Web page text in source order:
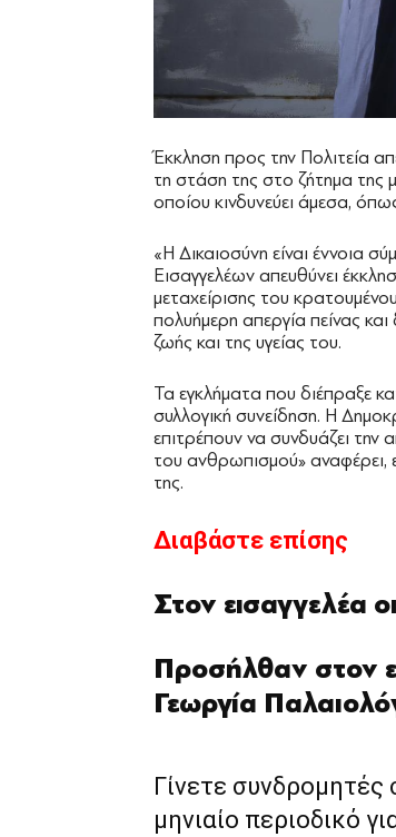
Έκκληση προς την Πολιτεία
τη στάση της στο ζήτημα της
οποίου κινδυνεύει άμεσα,
«Η Δικαιοσύνη είναι έννοια
Εισαγγελέων απευθύνει
μεταχείρισης του
πολυήμερη απεργία πείνας
ζωής και της υγείας του.
Τα εγκλήματα που διέπραξε
συλλογική συνείδηση. Η
επιτρέπουν να συνδυάζει
του ανθρωπισμού» αναφέρει,
της.
Διαβάστε επίσης
Στον εισαγγελέα
Προσήλθαν στον
Γεωργία
Γίνετε
μηνιαίο περιοδικό